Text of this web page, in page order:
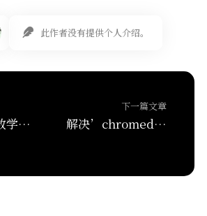
此作者没有提供个人介绍。
神经网络的数学基础 – 《Deep Learning with Python》
下一篇文章
解决’chromedriver’ executable needs to be in PATH 问题